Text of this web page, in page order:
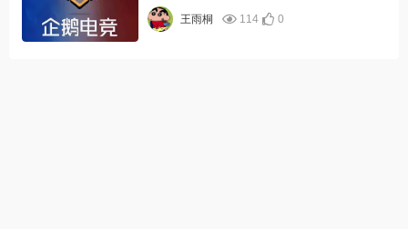
王雨桐 114 0